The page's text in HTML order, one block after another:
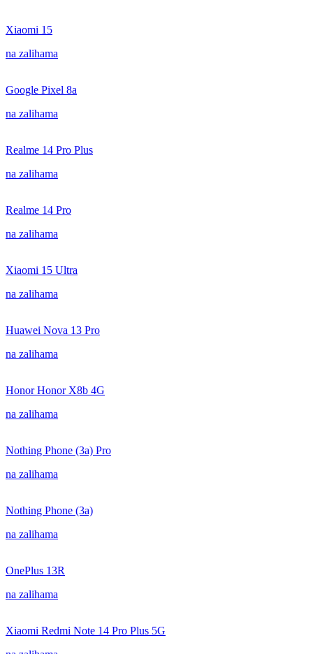
Xiaomi 15
na zalihama
Google Pixel 8a
na zalihama
Realme 14 Pro Plus
na zalihama
Realme 14 Pro
na zalihama
Xiaomi 15 Ultra
na zalihama
Huawei Nova 13 Pro
na zalihama
Honor Honor X8b 4G
na zalihama
Nothing Phone (3a) Pro
na zalihama
Nothing Phone (3a)
na zalihama
OnePlus 13R
na zalihama
Xiaomi Redmi Note 14 Pro Plus 5G